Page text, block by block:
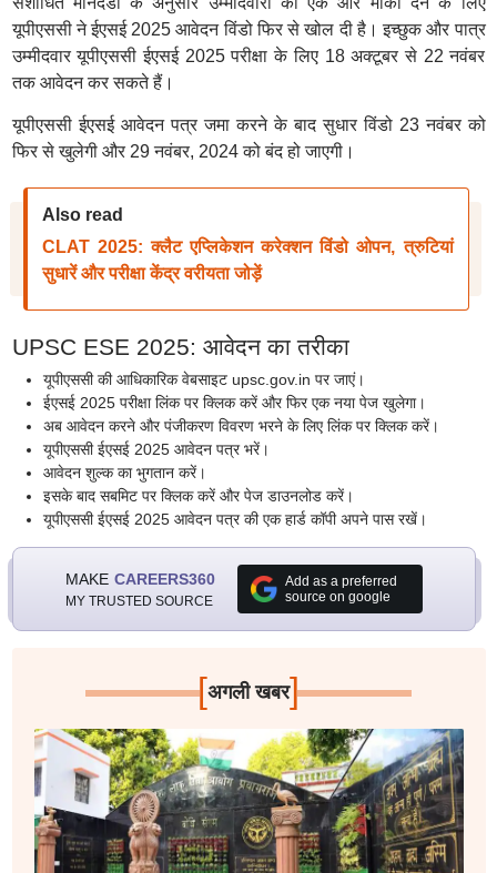
यूपीएससी ने ईएसई 2025 आवेदन विंडो फिर से खोल दी है। इच्छुक और पात्र
उम्मीदवार यूपीएससी ईएसई 2025 परीक्षा के लिए 18 अक्टूबर से 22 नवंबर
तक आवेदन कर सकते हैं।
यूपीएससी ईएसई आवेदन पत्र जमा करने के बाद सुधार विंडो 23 नवंबर को
फिर से खुलेगी और 29 नवंबर, 2024 को बंद हो जाएगी।
Also read
CLAT 2025: क्लैट एप्लिकेशन करेक्शन विंडो ओपन, त्रुटियां
सुधारें और परीक्षा केंद्र वरीयता जोड़ें
UPSC ESE 2025: आवेदन का तरीका
यूपीएससी की आधिकारिक वेबसाइट upsc.gov.in पर जाएं।
ईएसई 2025 परीक्षा लिंक पर क्लिक करें और फिर एक नया पेज खुलेगा।
अब आवेदन करने और पंजीकरण विवरण भरने के लिए लिंक पर क्लिक करें।
यूपीएससी ईएसई 2025 आवेदन पत्र भरें।
आवेदन शुल्क का भुगतान करें।
इसके बाद सबमिट पर क्लिक करें और पेज डाउनलोड करें।
यूपीएससी ईएसई 2025 आवेदन पत्र की एक हार्ड कॉपी अपने पास रखें।
MAKE CAREERS360
MY TRUSTED SOURCE
Add as a preferred
source on google
[अगली खबर]